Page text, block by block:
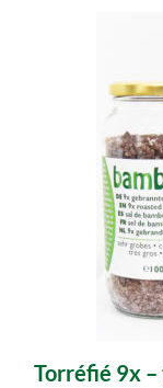
Torréfié 9x –